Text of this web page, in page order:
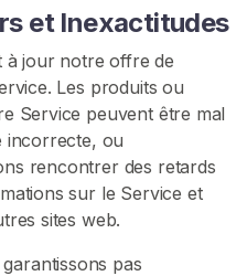
et Inexactitudes
à jour notre offre de
Les produits ou
Service peuvent être mal
incorrecte, ou
rencontrer des retards
sur le Service et
sites web.
pas